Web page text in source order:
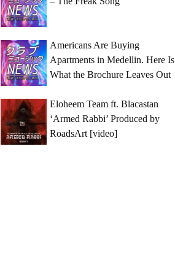
Americans Are Buying
Apartments in Medellin. Here Is
What the Brochure Leaves Out
Eloheem Team ft. Blacastan
‘Armed Rabbi’ Produced by
RoadsArt [video]